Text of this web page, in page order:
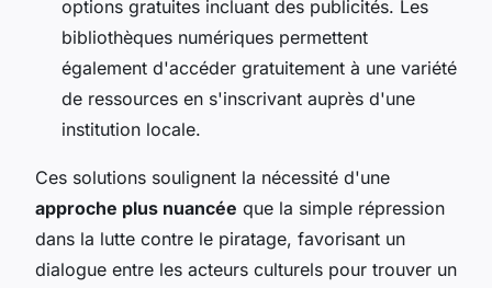
options gratuites incluant des publicités. Les
bibliothèques numériques permettent
également d'accéder gratuitement à une variété
de ressources en s'inscrivant auprès d'une
institution locale.
Ces solutions soulignent la nécessité d'une
approche plus nuancée que la simple répression
dans la lutte contre le piratage, favorisant un
dialogue entre les acteurs culturels pour trouver un